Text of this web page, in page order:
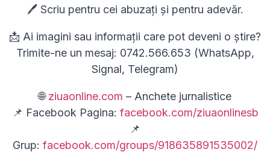
🖊 Scriu pentru cei abuzați și pentru adevăr.
📩 Ai imagini sau informații care pot deveni o știre?
Trimite-ne un mesaj: 0742.566.653 (WhatsApp,
Signal, Telegram)
🌐ziuaonline.com – Anchete jurnalistice
📌 Facebook Pagina: facebook.com/ziuaonlinesb
📌
Grup: facebook.com/groups/918635891535002/